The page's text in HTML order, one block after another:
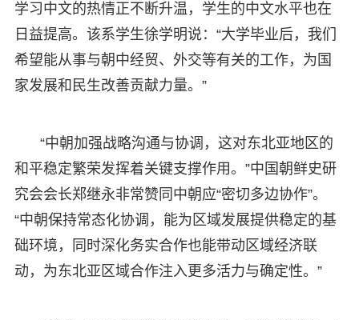
学习中文的热情正不断升温，学生的中文水平也在
日益提高。该系学生徐学明说：“大学毕业后，我们
希望能从事与朝中经贸、外交等有关的工作，为国
家发展和民生改善贡献力量。”
“中朝加强战略沟通与协调，这对东北亚地区的
和平稳定繁荣发挥着关键支撑作用。”中国朝鲜史研
究会会长郑继永非常赞同中朝应“密切多边协作”。
“中朝保持常态化协调，能为区域发展提供稳定的基
础环境，同时深化务实合作也能带动区域经济联
动，为东北亚区域合作注入更多活力与确定性。”